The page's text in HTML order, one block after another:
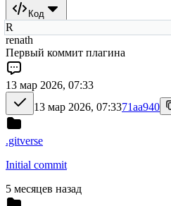
Код
R
renath
Первый коммит плагина
13 мар 2026, 07:33
13 мар 2026, 07:3371aa940
.gitverse
Initial commit
5 месяцев назад